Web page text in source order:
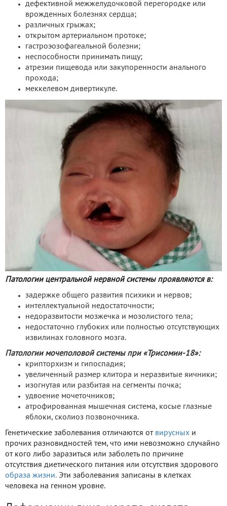
дефективной межжелудочковой перегородке или
врожденных болезнях сердца;
различных грыжах;
открытом артериальном протоке;
гастроэозофагеальной болезни;
неспособности принимать пищу;
атрезии пищевода или закупоренности анального
прохода;
меккелевом дивертикуле.
Патологии центральной нервной системы проявляются в:
задержке общего развития психики и нервов;
интеллектуальной недостаточности;
недоразвитости мозжечка и мозолистого тела;
недостаточно глубоких или полностью отсутствующих
извилинах головного мозга.
Патологии мочеполовой системы при «Трисомии-18»:
крипторхизм и гипоспадия;
увеличенный размер клитора и неразвитые яичники;
изогнутая или разбитая на сегменты почка;
удвоение мочеточников;
атрофированная мышечная система, косые глазные
яблоки, сколиоз позвоночника.
Генетические заболевания отличаются от вирусных и
прочих разновидностей тем, что ими невозможно случайно
от кого либо заразиться или заболеть по причине
отсутствия диетического питания или отсутствия здорового
образа жизни. Эти заболевания записаны в клетках
человека на генном уровне.